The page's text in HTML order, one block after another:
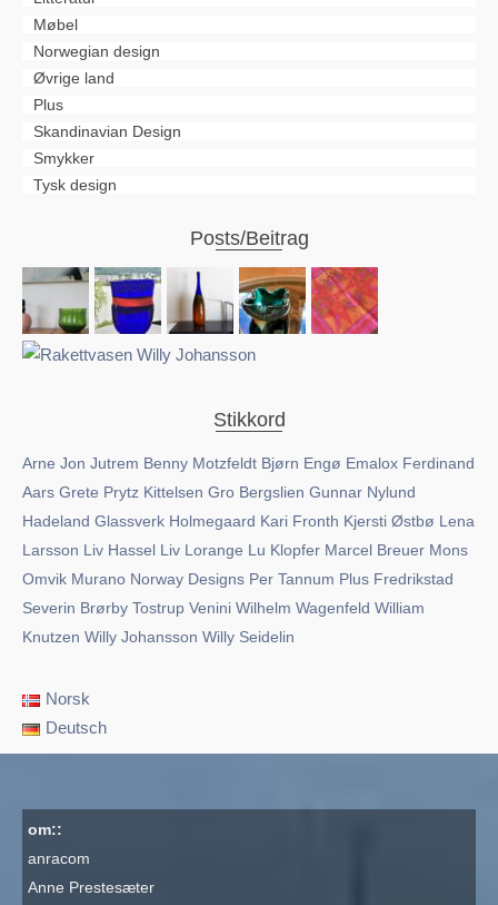
Møbel
Norwegian design
Øvrige land
Plus
Skandinavian Design
Smykker
Tysk design
Posts/Beitrag
Stikkord
Arne Jon Jutrem Benny Motzfeldt Bjørn Engø Emalox Ferdinand
Aars Grete Prytz Kittelsen Gro Bergslien Gunnar Nylund
Hadeland Glassverk Holmegaard Kari Fronth Kjersti Østbø Lena
Larsson Liv Hassel Liv Lorange Lu Klopfer Marcel Breuer Mons
Omvik Murano Norway Designs Per Tannum Plus Fredrikstad
Severin Brørby Tostrup Venini Wilhelm Wagenfeld William
Knutzen Willy Johansson Willy Seidelin
Norsk
Deutsch
om::
anracom
Anne Prestesæter